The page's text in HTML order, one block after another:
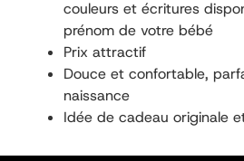
couleurs et écritures
prénom de votre bébé
Prix attractif
Douce et confortable,
naissance
Idée de cadeau originale